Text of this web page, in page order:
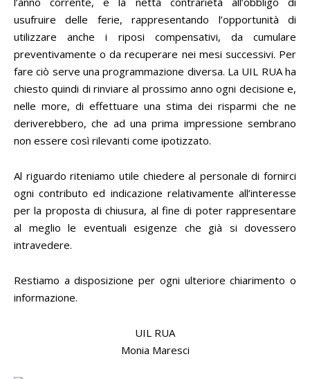
usufruire delle ferie, rappresentando l’opportunità di
utilizzare anche i riposi compensativi, da cumulare
preventivamente o da recuperare nei mesi successivi. Per
fare ciò serve una programmazione diversa. La UIL RUA ha
chiesto quindi di rinviare al prossimo anno ogni decisione e,
nelle more, di effettuare una stima dei risparmi che ne
deriverebbero, che ad una prima impressione sembrano
non essere così rilevanti come ipotizzato.
Al riguardo riteniamo utile chiedere al personale di fornirci
ogni contributo ed indicazione relativamente all’interesse
per la proposta di chiusura, al fine di poter rappresentare
al meglio le eventuali esigenze che già si dovessero
intravedere.
Restiamo a disposizione per ogni ulteriore chiarimento o
informazione.
UIL RUA
Monia Maresci